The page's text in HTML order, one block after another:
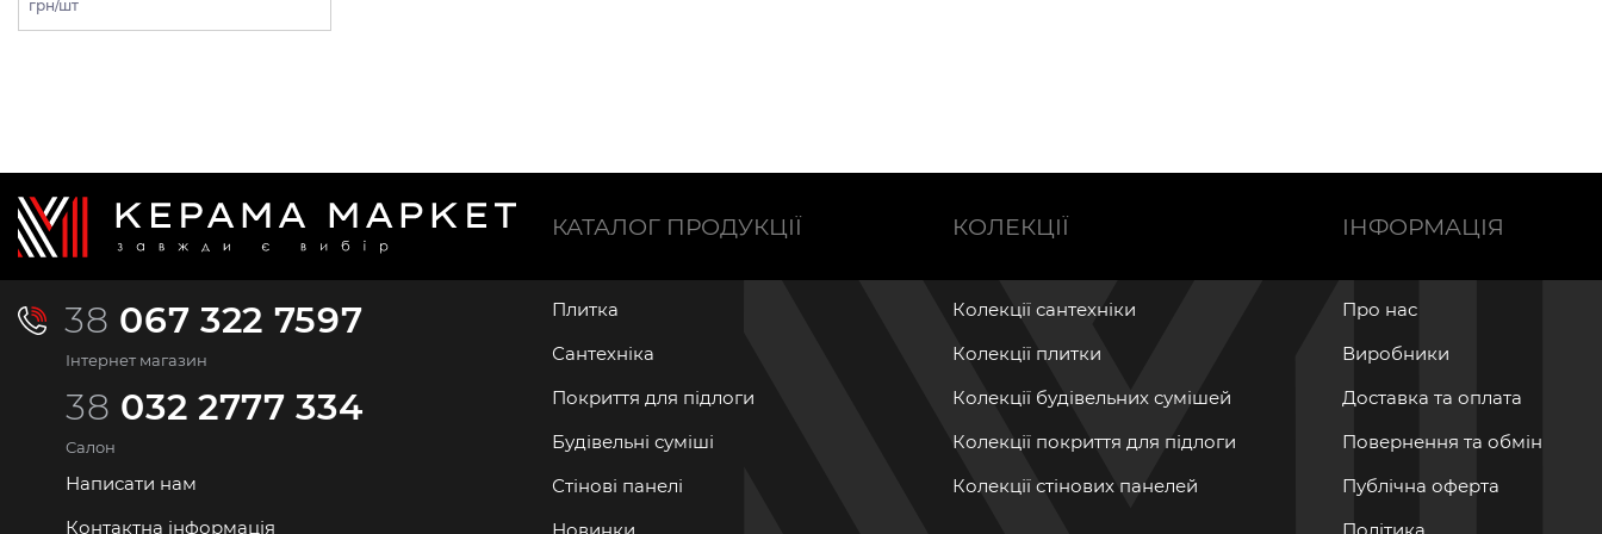
грн/шт
38 067 322 7597
Інтернет магазин
38 032 2777 334
Салон
Написати нам
Контактна інформація
КАТАЛОГ ПРОДУКЦІЇ
Плитка
Сантехніка
Покриття для підлоги
Будівельні суміші
Стінові панелі
КОЛЕКЦІЇ
Колекції сантехніки
Колекції плитки
Колекції будівельних сумішей
Колекції покриття для підлоги
Колекції стінових панелей
ІНФОРМАЦІЯ
Про нас
Виробники
Доставка та оплата
Повернення та обмін
Публічна оферта